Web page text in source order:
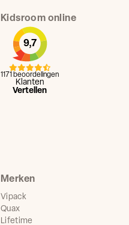
Merken
Vipack
Quax
Lifetime
Kidsroom online
9,7
Klanten
Vertellen
1171 beoordelingen